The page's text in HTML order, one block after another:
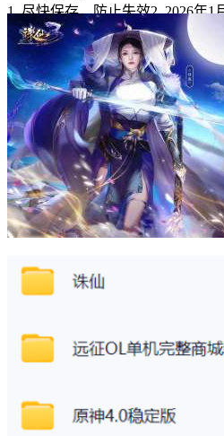
1.尽快保存，防止失效2.2026年1